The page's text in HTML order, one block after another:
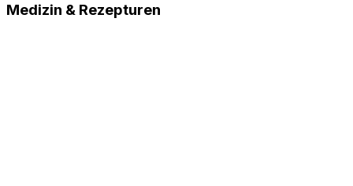
Medizin & Rezepturen